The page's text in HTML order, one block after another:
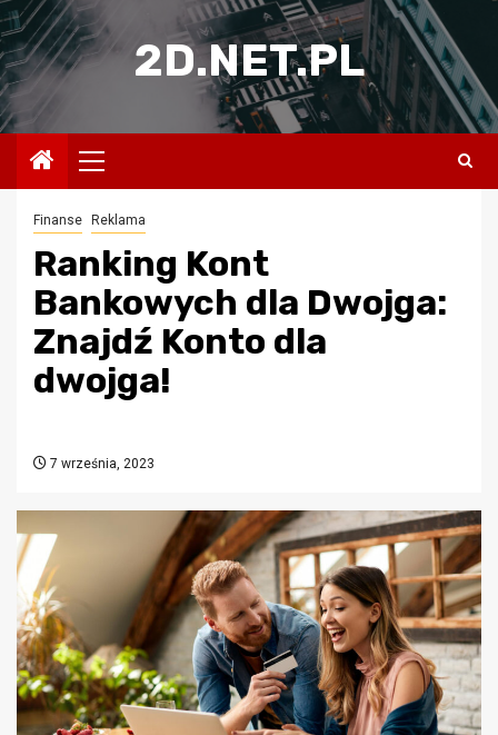
Przejdź
do
treści
2D.NET.PL
Menu
główne
Finanse Reklama
Ranking Kont
Bankowych dla Dwojga:
Znajdź Konto dla
dwojga!
7 września, 2023